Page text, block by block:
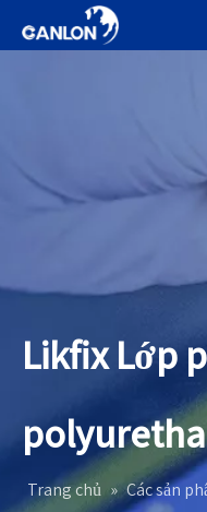
Likfix Lớp
Trang chủ » Các sản